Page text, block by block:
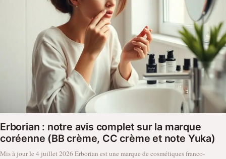
Erborian : notre avis complet sur la marque
coréenne (BB crème, CC crème et note Yuka)
Mis à jour le 4 juillet 2026 Erborian est une marque de cosmétiques franco-